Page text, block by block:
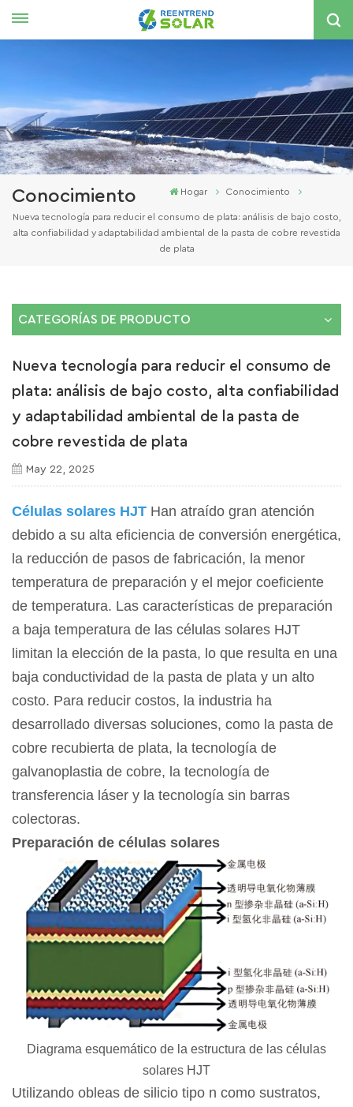
국의
Conocimiento Hogar Conocimiento
Nueva tecnología para reducir el consumo de plata: análisis de bajo costo,
alta confiabilidad y adaptabilidad ambiental de la pasta de cobre revestida
de plata
CATEGORÍAS DE PRODUCTO
Nueva tecnología para reducir el consumo de
plata: análisis de bajo costo, alta confiabilidad
y adaptabilidad ambiental de la pasta de
cobre revestida de plata
May 22, 2025
Células solares HJT Han atraído gran atención
debido a su alta eficiencia de conversión energética,
la reducción de pasos de fabricación, la menor
temperatura de preparación y el mejor coeficiente
de temperatura. Las características de preparación
a baja temperatura de las células solares HJT
limitan la elección de la pasta, lo que resulta en una
baja conductividad de la pasta de plata y un alto
costo. Para reducir costos, la industria ha
desarrollado diversas soluciones, como la pasta de
cobre recubierta de plata, la tecnología de
galvanoplastia de cobre, la tecnología de
transferencia láser y la tecnología sin barras
colectoras.
Preparación de células solares
Diagrama esquemático de la estructura de las células
solares HJT
Utilizando obleas de silicio tipo n como sustratos,